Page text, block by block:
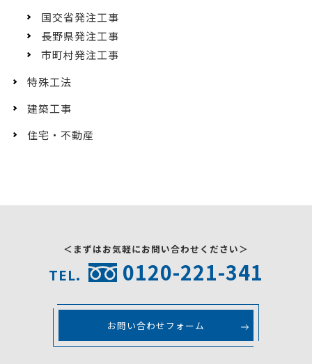
国交省発注工事
長野県発注工事
市町村発注工事
特殊工法
建築工事
住宅・不動産
＜まずはお気軽にお問い合わせください＞
TEL. 0120-221-341
お問い合わせフォーム